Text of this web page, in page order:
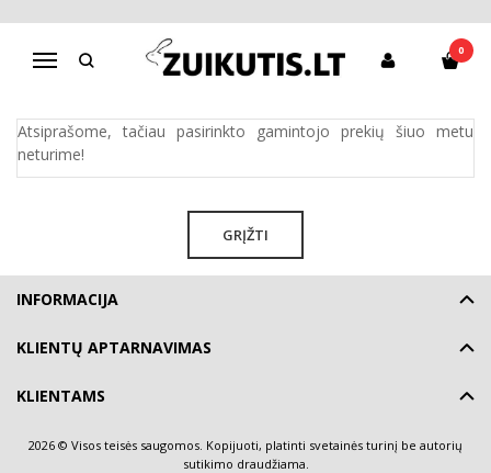
Navigacija
0
BEEZY
Pagrindinis Pirkite pagal gamintoją BEEZY
Atsiprašome, tačiau pasirinkto gamintojo prekių šiuo metu
neturime!
GRĮŽTI
INFORMACIJA
KLIENTŲ APTARNAVIMAS
KLIENTAMS
2026 © Visos teisės saugomos. Kopijuoti, platinti svetainės turinį be autorių
sutikimo draudžiama.